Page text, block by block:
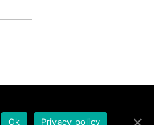
Ok Privacy policy